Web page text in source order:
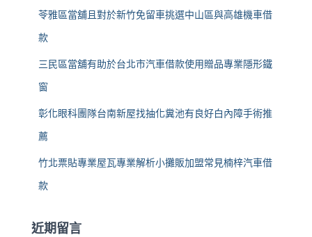
苓雅區當舖且對於新竹免留車挑選中山區與高雄機車借
款
三民區當舖有助於台北市汽車借款使用贈品專業隱形鐵
窗
彰化眼科團隊台南新屋找抽化糞池有良好白內障手術推
薦
竹北票貼專業屋瓦專業解析小攤販加盟常見楠梓汽車借
款
近期留言